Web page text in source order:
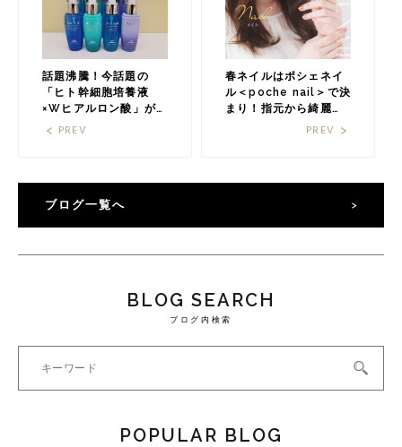
話題沸騰！今話題の
「ヒト幹細胞培養液
×Wヒアルロン酸」が
入ったARES（アーレ
PREV
春ネイルはポシェネイ
ル＜poche nail＞で決
まり！指元から綺麗を
目指しませんか？PREV
ブログ一覧へ
BLOG SEARCH
ブログ内検索
POPULAR BLOG